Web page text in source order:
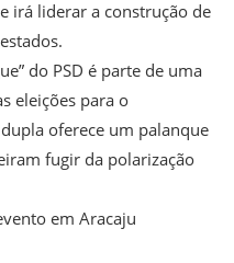
irá liderar a construção de
do PSD é parte de uma
eleições para o
oferece um palanque
fugir da polarização
em Aracaju